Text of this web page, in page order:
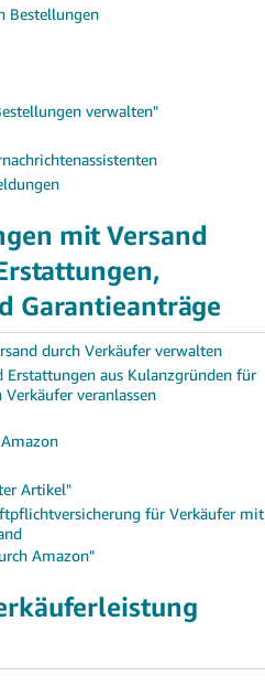
Bestellungen
verwalten"
mit Versand
Garantieanträge
durch Verkäufer verwalten
aus Kulanzgründen für
veranlassen
Artikel"
für Verkäufer mit
Amazon"